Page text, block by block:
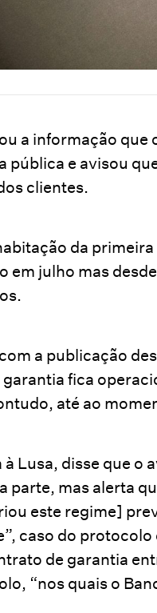
a informação que
e avisou
clientes.
da primeira
em julho mas
a publicação
fica
até ao
Lusa, disse que o
parte, mas alerta
este regime]
caso do
de garantia
“nos quais o